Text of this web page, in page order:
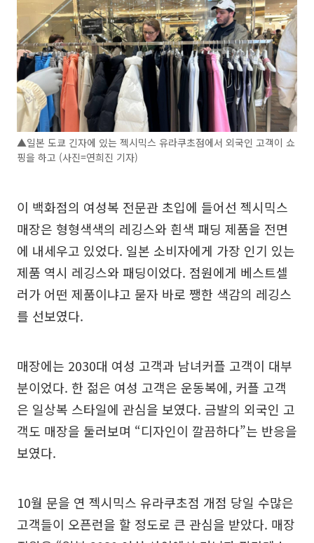
▲일본 도쿄 긴자에 있는 젝시믹스 유라쿠초점에서 외국인 고객이 쇼
핑을 하고 (사진=연희진 기자)
이 백화점의 여성복 전문관 초입에 들어선 젝시믹스
매장은 형형색색의 레깅스와 흰색 패딩 제품을 전면
에 내세우고 있었다. 일본 소비자에게 가장 인기 있는
제품 역시 레깅스와 패딩이었다. 점원에게 베스트셀
러가 어떤 제품이냐고 묻자 바로 쨍한 색감의 레깅스
를 선보였다.
매장에는 2030대 여성 고객과 남녀커플 고객이 대부
분이었다. 한 젊은 여성 고객은 운동복에, 커플 고객
은 일상복 스타일에 관심을 보였다. 금발의 외국인 고
객도 매장을 둘러보며 “디자인이 깔끔하다”는 반응을
보였다.
10월 문을 연 젝시믹스 유라쿠초점 개점 당일 수많은
고객들이 오픈런을 할 정도로 큰 관심을 받았다. 매장